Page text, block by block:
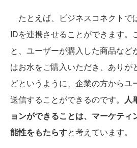
たとえば、ビジネスコネクトで
IDを連携させることができます。
と、ユーザーが購入した商品など
はお水をご購入いただき、ありが
どというように、企業の方からユ
送信することができるのです。 人
ョンができることは、マーケティ
能性をもたらすと考えています。